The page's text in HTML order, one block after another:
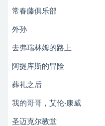
常春藤俱乐部
外孙
去弗瑞林姆的路上
阿提库斯的冒险
葬礼之后
我的哥哥，艾伦·康威
圣迈克尔教堂